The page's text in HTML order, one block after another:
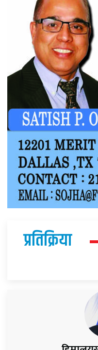
प्रतिक्रिया